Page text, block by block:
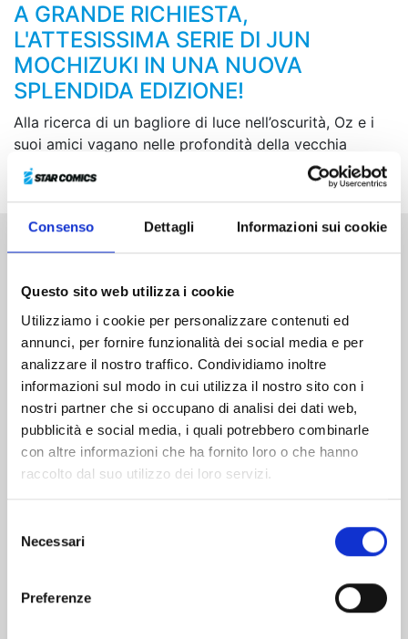
Consenso Dettagli Informazioni sui cookie
Questo sito web utilizza i cookie
Utilizziamo i cookie per personalizzare contenuti ed
annunci, per fornire funzionalità dei social media e per
analizzare il nostro traffico. Condividiamo inoltre
informazioni sul modo in cui utilizza il nostro sito con i
nostri partner che si occupano di analisi dei dati web,
pubblicità e social media, i quali potrebbero combinarle
con altre informazioni che ha fornito loro o che hanno
raccolto dal suo utilizzo dei loro servizi.
delNecessari
Preferenze
A GRANDE RICHIESTA,
L'ATTESISSIMA SERIE DI JUN
MOCHIZUKI IN UNA NUOVA
SPLENDIDA EDIZIONE!
Alla ricerca di un bagliore di luce nell’oscurità, Oz e i
suoi amici vagano nelle profondità della vecchia
capitale, Sablier. Troveranno verità o disperazione?